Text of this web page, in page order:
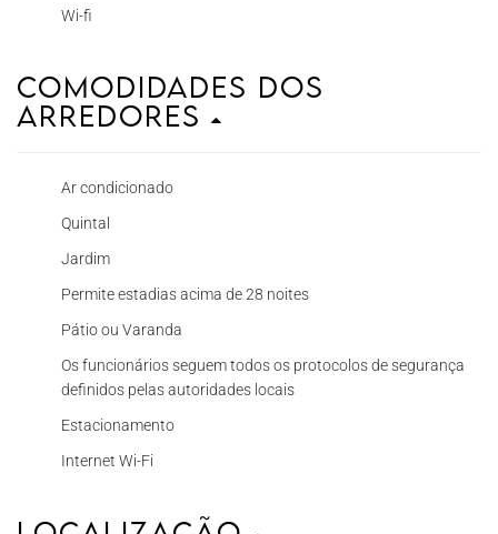
Wi-fi
Comodidades dos
Arredores
Ar condicionado
Quintal
Jardim
Permite estadias acima de 28 noites
Pátio ou Varanda
Os funcionários seguem todos os protocolos de segurança
definidos pelas autoridades locais
Estacionamento
Internet Wi-Fi